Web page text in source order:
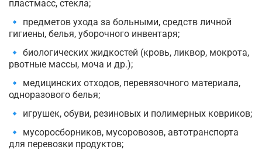
пластмасс, стекла;
🔹 предметов ухода за больными, средств личной
гигиены, белья, уборочного инвентаря;
🔹 биологических жидкостей (кровь, ликвор, мокрота,
рвотные массы, моча и др.);
🔹 медицинских отходов, перевязочного материала,
одноразового белья;
🔹 игрушек, обуви, резиновых и полимерных ковриков;
🔹 мусоросборников, мусоровозов, автотранспорта
для перевозки продуктов;